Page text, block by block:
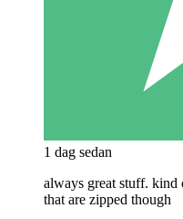
1 dag sedan
always great stuff. kind
that are zipped though